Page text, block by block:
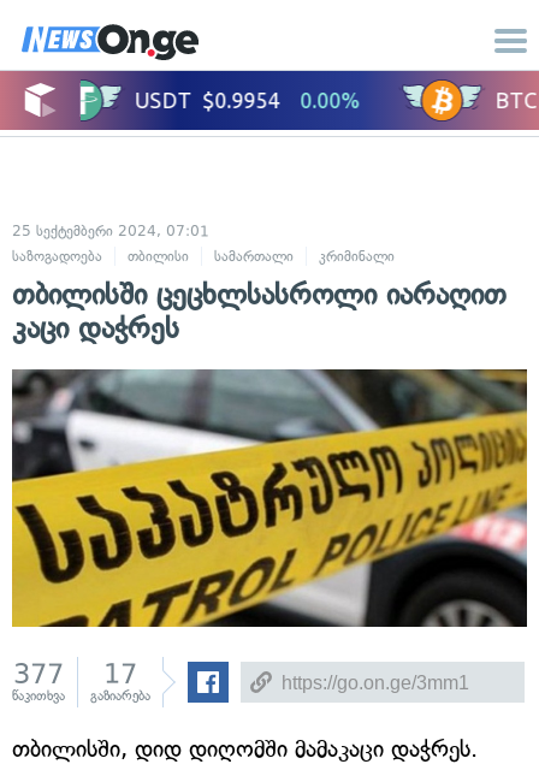
25 სექტემბერი 2024, 07:01
საზოგადოება
თბილისი სამართალი კრიმინალი
თბილისში ცეცხლსასროლი იარაღით
კაცი დაჭრეს
377
წაკითხვა
17
გაზიარება
თბილისში, დიდ დიღომში მამაკაცი დაჭრეს.